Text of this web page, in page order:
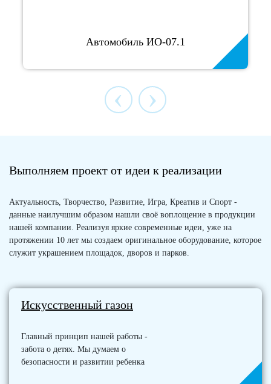
Автомобиль ИО-07.1
‹ ›
Выполняем проект от идеи к реализации
Актуальность, Творчество, Развитие, Игра, Креатив и Спорт -
данные наилучшим образом нашли своё воплощение в продукции
нашей компании. Реализуя яркие современные идеи, уже на
протяжении 10 лет мы создаем оригинальное оборудование, которое
служит украшением площадок, дворов и парков.
Искусственный газон
Главный принцип нашей работы -
забота о детях. Мы думаем о
безопасности и развитии ребенка